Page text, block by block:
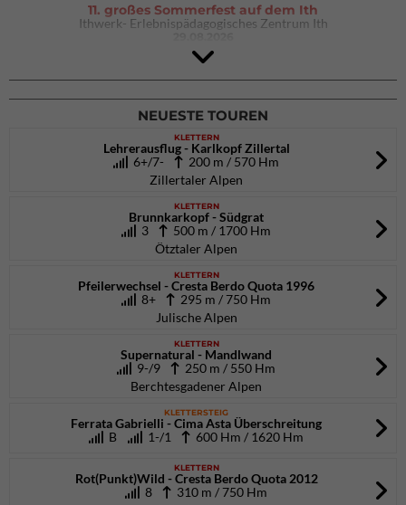
11. großes Sommerfest auf dem Ith
Ithwerk- Erlebnispädagogisches Zentrum Ith
Rock Master Arco
Arco (IT)
02.10.2026bis 04.10.2026
NEUESTE TOUREN
KLETTERN
Lehrerausflug - Karlkopf Zillertal
6+/7-
200 m / 570 Hm
Zillertaler Alpen
KLETTERN
Brunnkarkopf - Südgrat
3
500 m / 1700 Hm
Ötztaler Alpen
KLETTERN
Pfeilerwechsel - Cresta Berdo Quota 1996
8+
295 m / 750 Hm
Julische Alpen
KLETTERN
Supernatural - Mandlwand
9-/9
250 m / 550 Hm
Berchtesgadener Alpen
KLETTERSTEIG
Ferrata Gabrielli - Cima Asta Überschreitung
B
1-/1 600 Hm / 1620 Hm
KLETTERN
Rot(Punkt)Wild - Cresta Berdo Quota 2012
8
310 m / 750 Hm